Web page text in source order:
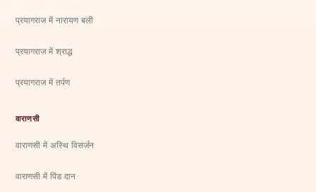
प्रयागराज में नारायण बली
प्रयागराज में श्राद्ध
प्रयागराज में तर्पण
वाराणसी
वाराणसी में अस्थि विसर्जन
वाराणसी में पिंड दान